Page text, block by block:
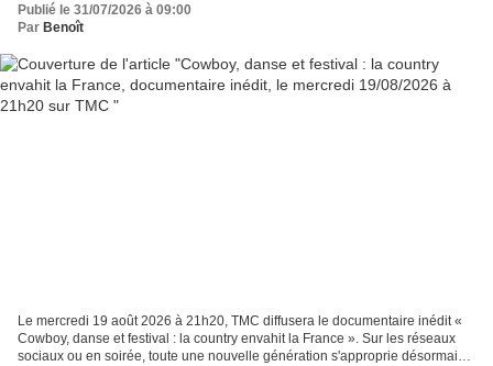
Publié le 31/07/2026 à 09:00
Par Benoît
Le mercredi 19 août 2026 à 21h20, TMC diffusera le documentaire inédit «
Cowboy, danse et festival : la country envahit la France ». Sur les réseaux
sociaux ou en soirée, toute une nouvelle génération s'approprie désormais